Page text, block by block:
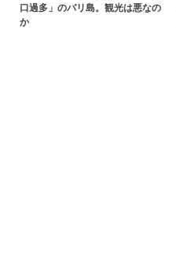
口過多」のバリ島。観光は悪なの
か